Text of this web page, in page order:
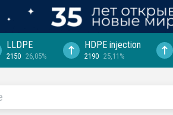
LLDPE
2150 26,05%
HDPE injection
2190 25,11%